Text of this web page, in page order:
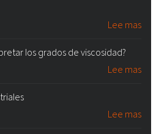
Lee mas
los grados de viscosidad?
Lee mas
Lee mas